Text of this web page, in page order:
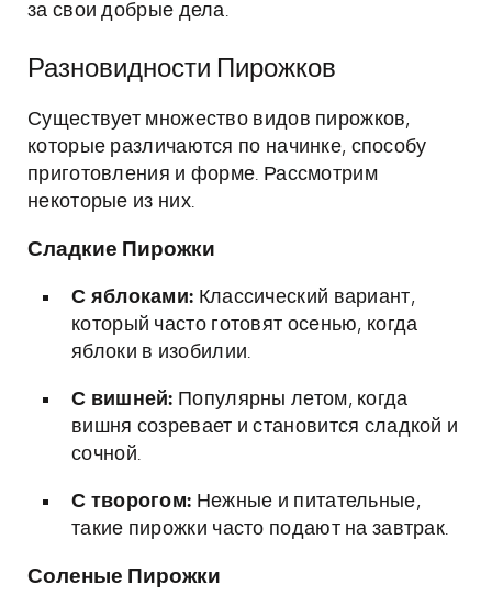
за свои добрые дела.
Разновидности Пирожков
Существует множество видов пирожков,
которые различаются по начинке, способу
приготовления и форме. Рассмотрим
некоторые из них.
Сладкие Пирожки
С яблоками: Классический вариант,
который часто готовят осенью, когда
яблоки в изобилии.
С вишней: Популярны летом, когда
вишня созревает и становится сладкой и
сочной.
С творогом: Нежные и питательные,
такие пирожки часто подают на завтрак.
Соленые Пирожки